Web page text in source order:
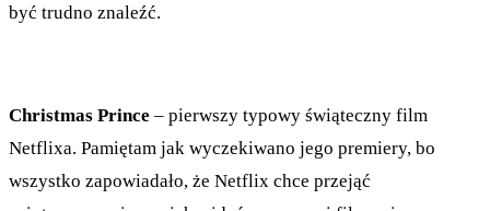
być trudno znaleźć.
Christmas Prince – pierwszy typowy świąteczny film
Netflixa. Pamiętam jak wyczekiwano jego premiery, bo
wszystko zapowiadało, że Netflix chce przejąć